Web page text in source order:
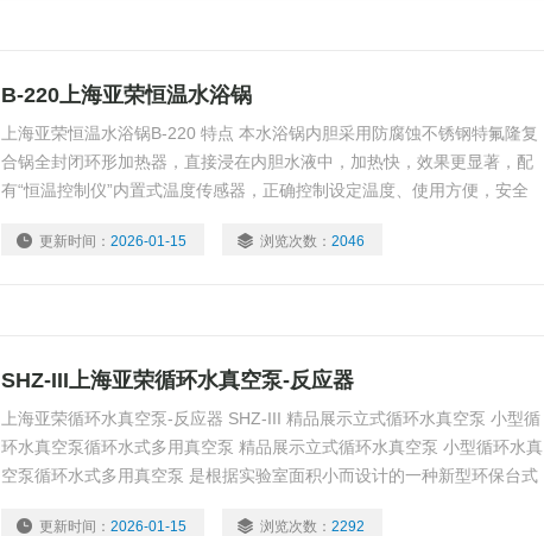
B-220上海亚荣恒温水浴锅
上海亚荣恒温水浴锅B-220 特点 本水浴锅内胆采用防腐蚀不锈钢特氟隆复
合锅全封闭环形加热器，直接浸在内胆水液中，加热快，效果更显著，配
有“恒温控制仪”内置式温度传感器，正确控制设定温度、使用方便，安全
更新时间：2026-01-15 浏览次数：2046
SHZ-III上海亚荣循环水真空泵-反应器
上海亚荣循环水真空泵-反应器 SHZ-III 精品展示立式循环水真空泵 小型循
环水真空泵循环水式多用真空泵 精品展示立式循环水真空泵 小型循环水真
空泵循环水式多用真空泵 是根据实验室面积小而设计的一种新型环保台式
更新时间：2026-01-15 浏览次数：2292